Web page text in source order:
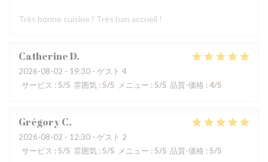
Très bonne cuisine ! Très bon accueil !
CatherineD
2026-08-02 - 19:30 - ゲスト 4
サービス : 5/5 雰囲気 : 5/5 メニュー : 5/5 品質-価格 : 4/5
GrégoryC
2026-08-02 - 12:30 - ゲスト 2
サービス : 5/5 雰囲気 : 5/5 メニュー : 5/5 品質-価格 : 5/5